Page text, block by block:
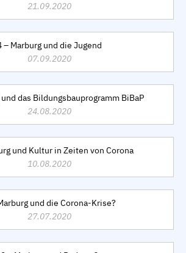
21.09.2020
– Marburg und die Jugend
07.09.2020
das Bildungsbauprogramm BiBaP
24.08.2020
und Kultur in Zeiten von Corona
10.08.2020
und die Corona-Krise?
27.07.2020